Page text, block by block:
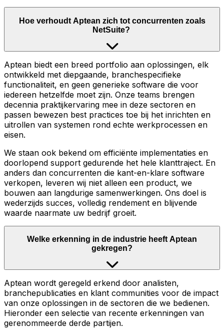
Hoe verhoudt Aptean zich tot concurrenten zoals
NetSuite?
Aptean biedt een breed portfolio aan oplossingen, elk
ontwikkeld met diepgaande, branchespecifieke
functionaliteit, en geen generieke software die voor
iedereen hetzelfde moet zijn. Onze teams brengen
decennia praktijkervaring mee in deze sectoren en
passen bewezen best practices toe bij het inrichten en
uitrollen van systemen rond echte werkprocessen en
eisen.
We staan ook bekend om efficiënte implementaties en
doorlopend support gedurende het hele klanttraject. En
anders dan concurrenten die kant-en-klare software
verkopen, leveren wij niet alleen een product, we
bouwen aan langdurige samenwerkingen. Ons doel is
wederzijds succes, volledig rendement en blijvende
waarde naarmate uw bedrijf groeit.
Welke erkenning in de industrie heeft Aptean
gekregen?
Aptean wordt geregeld erkend door analisten,
branchepublicaties en klant communities voor de impact
van onze oplossingen in de sectoren die we bedienen.
Hieronder een selectie van recente erkenningen van
gerenommeerde derde partijen.